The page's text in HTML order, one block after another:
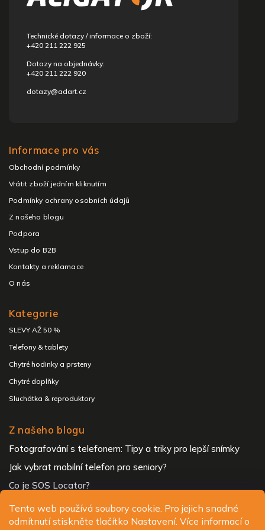
Tento web používá soubory cookie. Pro jejich snadné
odmítnutí stiskněte tlačítko Nastavení. Více informací o
Technické dotazy / informace o zboží:
+420 211 222 925
Dotazy na objednávky:
+420 211 222 920
dotazy@adart.cz
Informace pro vás
Obchodní podmínky
Vrátit zboží jedním kliknutím
Podmínky ochrany osobních údajů
Z našeho blogu
Podpora
Vstup do B2B
Kontakty a reklamace
O nás
Kategorie
SLEVY AŽ 50 %
Telefony & tablety
Chytré hodinky a prsteny
Chytré doplňky
Sluchátka & reproduktory
Z našeho blogu
Fotografování s telefonem: Tipy a triky pro lepší snímky
Jak vybrat mobilní telefon pro seniory?
Co je SOS Locator?
Copyright 2026ALIGATOR - telefony, chytré hodinky a